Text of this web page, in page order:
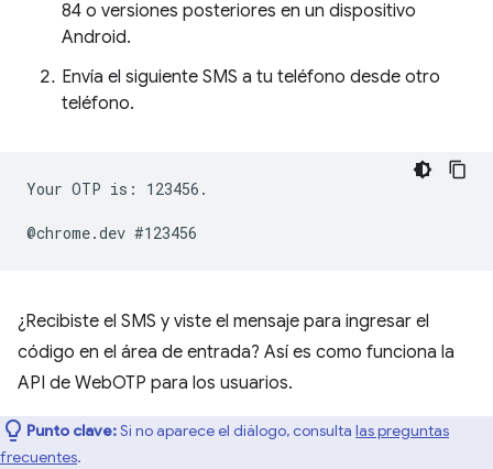
84 o versiones posteriores en un dispositivo
Android.
Envía el siguiente SMS a tu teléfono desde otro
teléfono.
Your OTP is: 123456.
¿Recibiste el SMS y viste el mensaje para ingresar el
código en el área de entrada? Así es como funciona la
API de WebOTP para los usuarios.
Punto clave:Si no aparece el diálogo, consulta las preguntas
frecuentes.